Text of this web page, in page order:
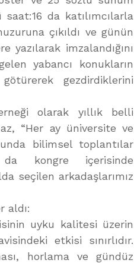
da katılımcılarla
çıkıldı ve günün
imzalandığını
yabancı konukların
gezdirdiklerini
olarak yıllık belli
“Her ay üniversite ve
bilimsel toplantılar
da kongre içerisinde
seçilen arkadaşlarımız
aldı:
uyku kalitesi üzerin
etkisi sınırlıdır.
horlama ve gündüz